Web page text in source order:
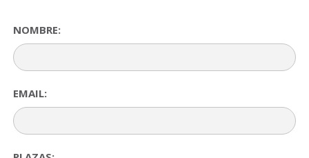
NOMBRE:
EMAIL: